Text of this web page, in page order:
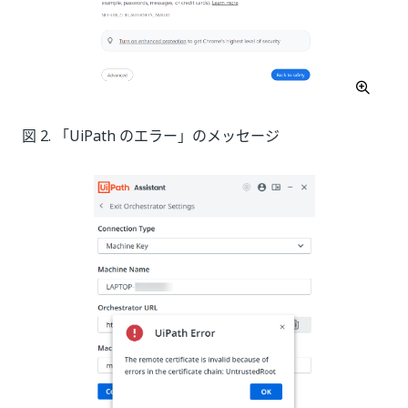
図 2. 「UiPath のエラー」のメッセージ